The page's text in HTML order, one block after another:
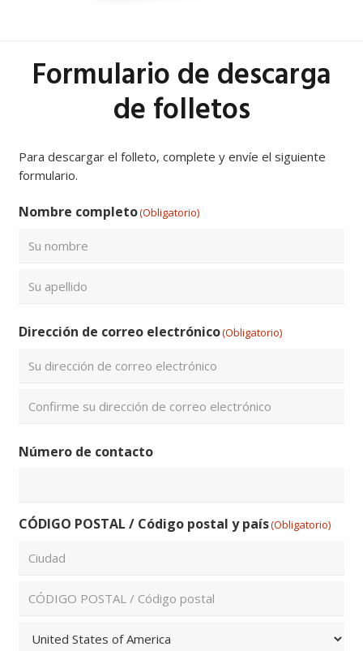
Formulario de descarga
de folletos
Para descargar el folleto, complete y envíe el siguiente
formulario.
Nombre completo(Obligatorio)
Dirección de correo electrónico(Obligatorio)
un
email
Número de contacto
CÓDIGO POSTAL / Código postal y país(Obligatorio)